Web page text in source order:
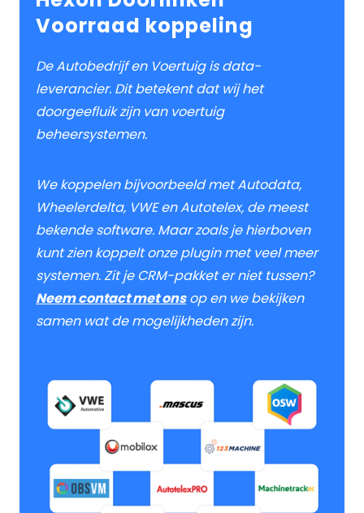
Voorraad koppeling
De Autobedrijf en Voertuig is data-
leverancier. Dit betekent dat wij het
doorgeefluik zijn van voertuig
beheersystemen.
We koppelen bijvoorbeeld met Autodata,
Wheelerdelta, VWE en Autotelex, de meest
bekende software. Maar zoals je hierboven
kunt zien koppelt onze plugin met veel meer
systemen. Zit je CRM-pakket er niet tussen?
Neem contact met onsop en we bekijken
samen wat de mogelijkheden zijn.